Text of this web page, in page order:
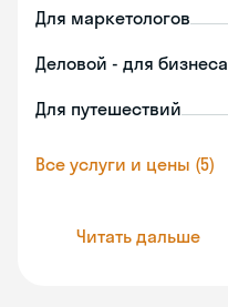
Для маркетологов
Деловой - для бизнеса
Для путешествий
Все услуги и цены (5)
Читать дальше